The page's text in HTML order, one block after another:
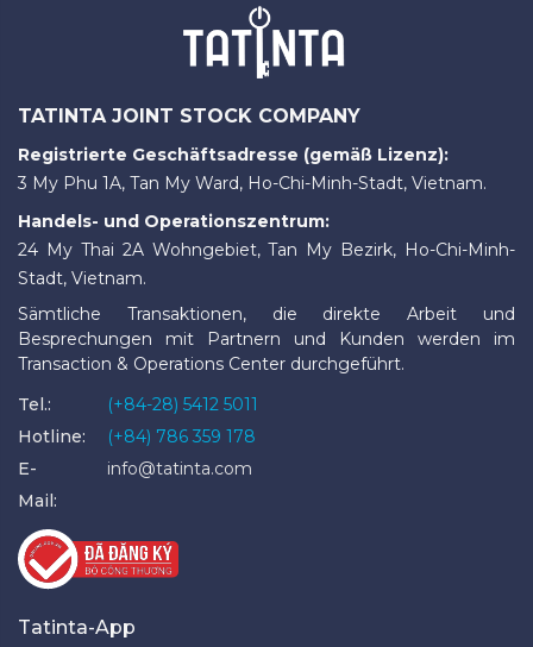
TATINTA JOINT STOCK COMPANY
Registrierte Geschäftsadresse (gemäß Lizenz):
3 My Phu 1A, Tan My Ward, Ho-Chi-Minh-Stadt, Vietnam.
Handels- und Operationszentrum:
24 My Thai 2A Wohngebiet, Tan My Bezirk, Ho-Chi-Minh-
Stadt, Vietnam.
Sämtliche Transaktionen, die direkte Arbeit und
Besprechungen mit Partnern und Kunden werden im
Transaction & Operations Center durchgeführt.
Tel.:
(+84-28) 5412 5011
Hotline:
(+84) 786 359 178
E-
Mail:
info@tatinta.com
Tatinta-App